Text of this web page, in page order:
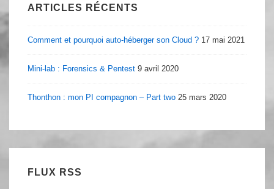
ARTICLES RÉCENTS
Comment et pourquoi auto-héberger son Cloud ? 17 mai 2021
Mini-lab : Forensics & Pentest 9 avril 2020
Thonthon : mon PI compagnon – Part two 25 mars 2020
FLUX RSS